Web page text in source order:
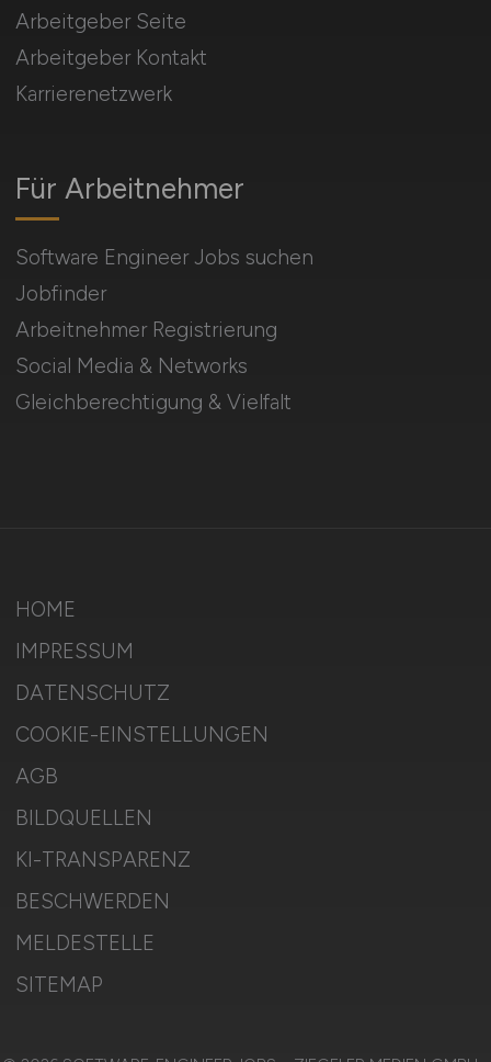
Für Arbeitnehmer
Software Engineer Jobs suchen
Jobfinder
Arbeitnehmer Registrierung
Social Media & Networks
Gleichberechtigung & Vielfalt
Arbeitgeber Seite
Arbeitgeber Kontakt
Karrierenetzwerk
HOME
IMPRESSUM
DATENSCHUTZ
COOKIE-EINSTELLUNGEN
AGB
BILDQUELLEN
KI-TRANSPARENZ
BESCHWERDEN
MELDESTELLE
SITEMAP